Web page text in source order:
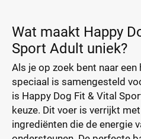
Wat maakt Happy
Sport Adult uniek?
Als je op zoek bent naar een
speciaal is samengesteld
is Happy Dog Fit & Vital
keuze. Dit voer is verrijkt
ingrediënten die de energie